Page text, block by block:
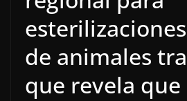
de animales
que revela que